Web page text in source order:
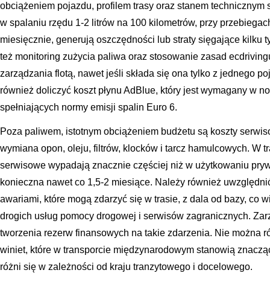
obciążeniem pojazdu, profilem trasy oraz stanem
w spalaniu rzędu 1-2 litrów na 100 kilometrów, przy
miesięcznie, generują oszczędności lub straty sięgające kilku
też monitoring zużycia paliwa oraz stosowanie zasad
zarządzania flotą, nawet jeśli składa się ona tylko z jednego
również doliczyć koszt płynu AdBlue, który jest wymagany w
spełniających normy emisji spalin Euro 6.
Poza paliwem, istotnym obciążeniem budżetu są koszty
wymiana opon, oleju, filtrów, klocków i tarcz hamulcowych. W
serwisowe wypadają znacznie częściej niż w użytkowaniu
konieczna nawet co 1,5-2 miesiące. Należy również
awariami, które mogą zdarzyć się w trasie, z dala od bazy, co
drogich usług pomocy drogowej i serwisów zagranicznych.
tworzenia rezerw finansowych na takie zdarzenia. Nie można
winiet, które w transporcie międzynarodowym stanowią
różni się w zależności od kraju tranzytowego i docelowego.